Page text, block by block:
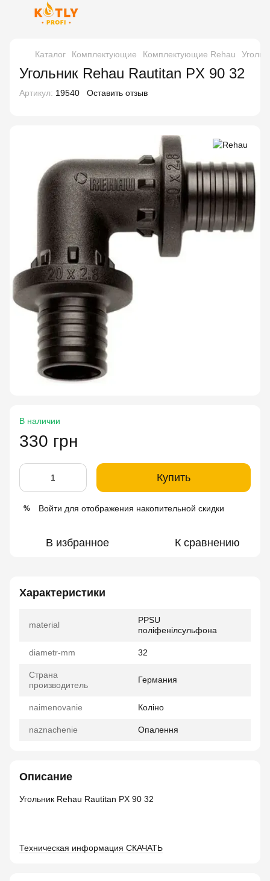
Каталог Комплектующие Комплектующие Rehau
Угольник Rehau Rautitan PX 90 32
Артикул: 19540 Оставить отзыв
В наличии
330 грн
Купить
% Войти для отображения накопительной скидки
В избранное К сравнению
Характеристики
material
PPSU
поліфенілсульфона
diametr-mm 32
Страна
производитель
Германия
naimenovanie Коліно
naznachenie Опалення
Описание
Угольник Rehau Rautitan PX 90 32
Техническая информация СКАЧАТЬ